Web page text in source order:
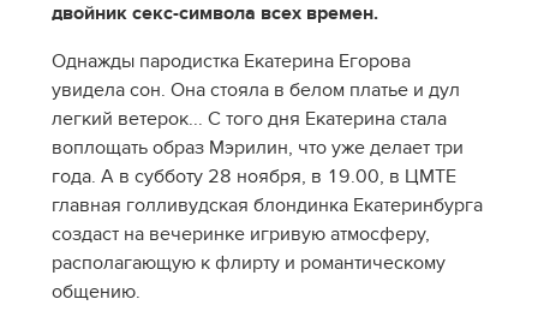
двойник секс-символа всех времен.
Однажды пародистка Екатерина Егорова
увидела сон. Она стояла в белом платье и дул
легкий ветерок... С того дня Екатерина стала
воплощать образ Мэрилин, что уже делает три
года. А в субботу 28 ноября, в 19.00, в ЦМТЕ
главная голливудская блондинка Екатеринбурга
создаст на вечеринке игривую атмосферу,
располагающую к флирту и романтическому
общению.